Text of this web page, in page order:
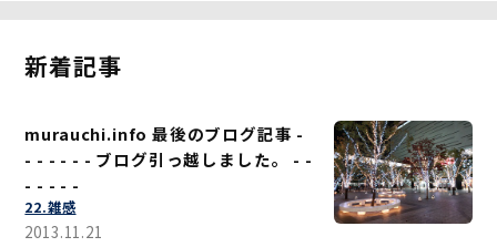
新着記事
murauchi.info 最後のブログ記事 -
- - - - - - ブログ引っ越しました。 - -
- - - - -
22.雑感
2013.11.21